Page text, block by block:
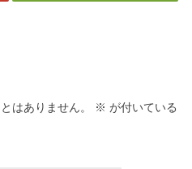
はありません。 ※ が付いている